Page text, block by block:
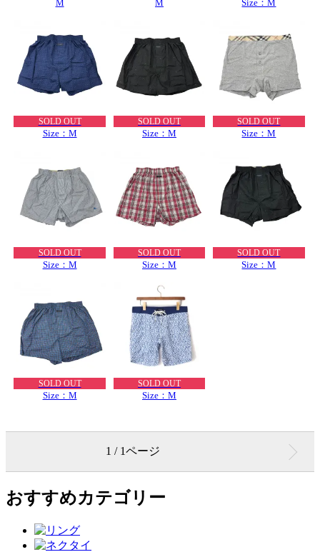
M M Size：M
SOLD OUT
Size：M
SOLD OUT
Size：M
SOLD OUT
Size：M
SOLD OUT
Size：M
SOLD OUT
Size：M
SOLD OUT
Size：M
SOLD OUT
Size：M
SOLD OUT
Size：M
1 / 1ページ
おすすめカテゴリー